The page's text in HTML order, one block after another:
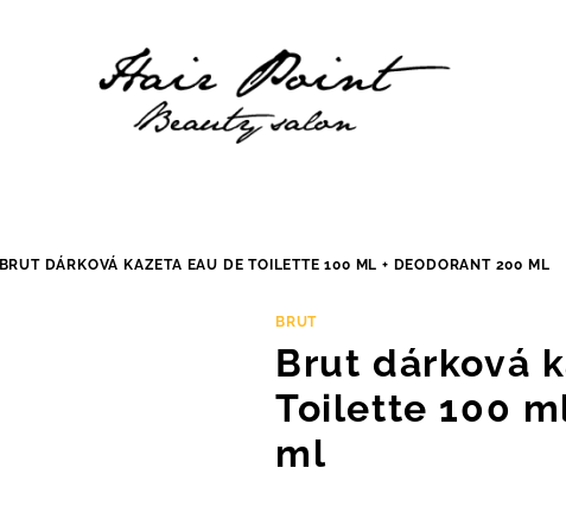
BRUT DÁRKOVÁ KAZETA EAU DE TOILETTE 100 ML + DEODORANT 200 ML
BRUT
Brut dárková
Toilette 100
ml